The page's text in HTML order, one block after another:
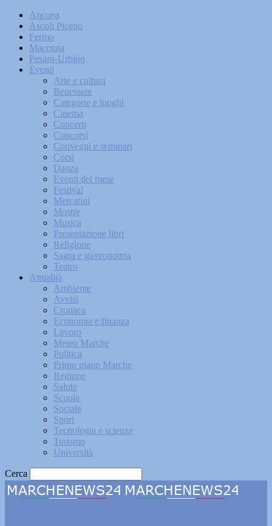
Ancona
Ascoli Piceno
Fermo
Macerata
Pesaro-Urbino
Eventi
Arte e cultura
Benessere
Categorie e luoghi
Cinema
Concerti
Concorsi
Convegni e seminari
Corsi
Danza
Eventi del mese
Festival
Mercatini
Mostre
Musica
Presentazione libri
Religione
Sagra e gastronomia
Teatro
Attualità
Ambiente
Avvisi
Cronaca
Economia e finanza
Lavoro
Meteo Marche
Politica
Primo piano Marche
Regione
Salute
Scuola
Sociale
Sport
Tecnologia e scienze
Turismo
Università
Cerca